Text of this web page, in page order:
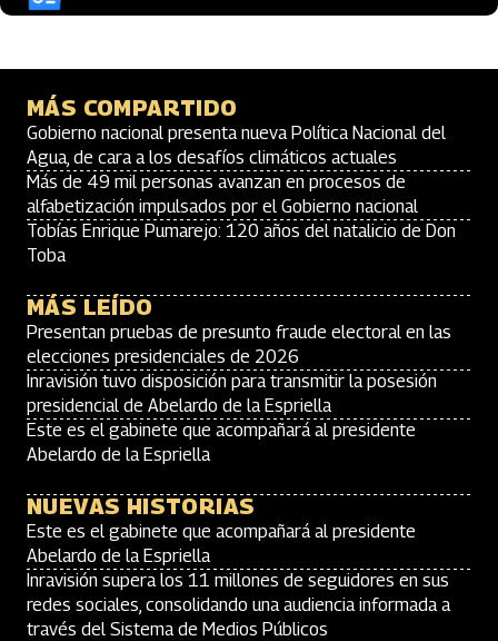
MÁS COMPARTIDO
Gobierno nacional presenta nueva Política Nacional del
Agua, de cara a los desafíos climáticos actuales
Más de 49 mil personas avanzan en procesos de
alfabetización impulsados por el Gobierno nacional
Tobías Enrique Pumarejo: 120 años del natalicio de Don
Toba
MÁS LEÍDO
Presentan pruebas de presunto fraude electoral en las
elecciones presidenciales de 2026
Inravisión tuvo disposición para transmitir la posesión
presidencial de Abelardo de la Espriella
Este es el gabinete que acompañará al presidente
Abelardo de la Espriella
NUEVAS HISTORIAS
Este es el gabinete que acompañará al presidente
Abelardo de la Espriella
Inravisión supera los 11 millones de seguidores en sus
redes sociales, consolidando una audiencia informada a
través del Sistema de Medios Públicos